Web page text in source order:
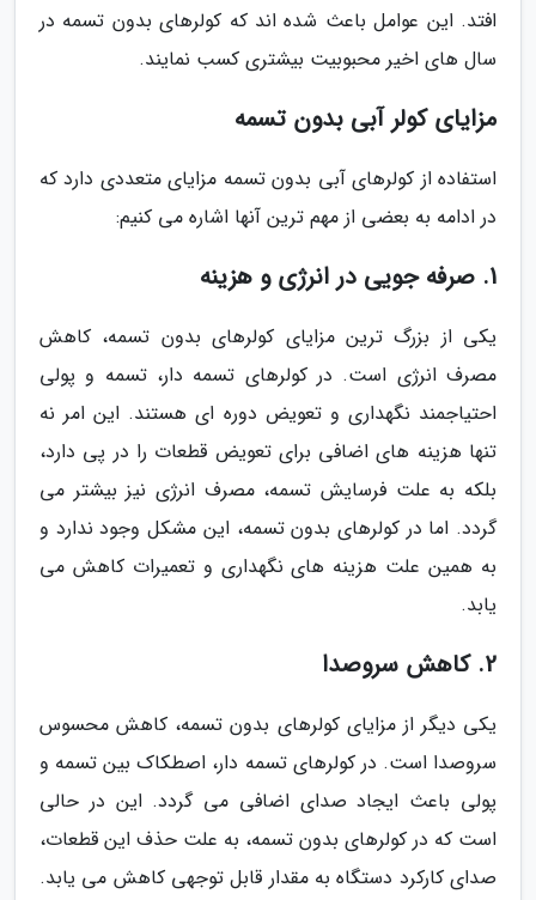
افتد. این عوامل باعث شده اند که کولرهای بدون تسمه در
سال های اخیر محبوبیت بیشتری کسب نمایند.
مزایای کولر آبی بدون تسمه
استفاده از کولرهای آبی بدون تسمه مزایای متعددی دارد که
در ادامه به بعضی از مهم ترین آنها اشاره می کنیم:
1. صرفه جویی در انرژی و هزینه
یکی از بزرگ ترین مزایای کولرهای بدون تسمه، کاهش
مصرف انرژی است. در کولرهای تسمه دار، تسمه و پولی
احتیاجمند نگهداری و تعویض دوره ای هستند. این امر نه
تنها هزینه های اضافی برای تعویض قطعات را در پی دارد،
بلکه به علت فرسایش تسمه، مصرف انرژی نیز بیشتر می
گردد. اما در کولرهای بدون تسمه، این مشکل وجود ندارد و
به همین علت هزینه های نگهداری و تعمیرات کاهش می
یابد.
2. کاهش سروصدا
یکی دیگر از مزایای کولرهای بدون تسمه، کاهش محسوس
سروصدا است. در کولرهای تسمه دار، اصطکاک بین تسمه و
پولی باعث ایجاد صدای اضافی می گردد. این در حالی
است که در کولرهای بدون تسمه، به علت حذف این قطعات،
صدای کارکرد دستگاه به مقدار قابل توجهی کاهش می یابد.